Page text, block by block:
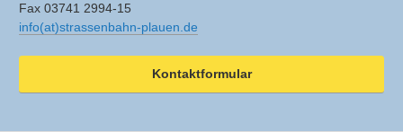
Fax 03741 2994-15
info(at)strassenbahn-plauen.de
Kontaktformular